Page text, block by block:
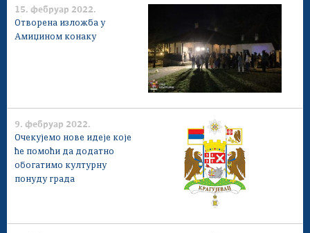
15. фебруар 2022.
Отворена изложба у
Амиџином конаку
9. фебруар 2022.
Очекујемо нове идеје које
ће помоћи да додатно
обогатимо културну
понуду града